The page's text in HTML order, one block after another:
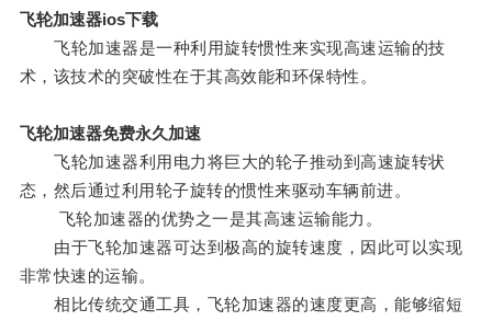
飞轮加速器ios下载
飞轮加速器是一种利用旋转惯性来实现高速运输的技
术，该技术的突破性在于其高效能和环保特性。
飞轮加速器免费永久加速
飞轮加速器利用电力将巨大的轮子推动到高速旋转状
态，然后通过利用轮子旋转的惯性来驱动车辆前进。
飞轮加速器的优势之一是其高速运输能力。
由于飞轮加速器可达到极高的旋转速度，因此可以实现
非常快速的运输。
相比传统交通工具，飞轮加速器的速度更高，能够缩短